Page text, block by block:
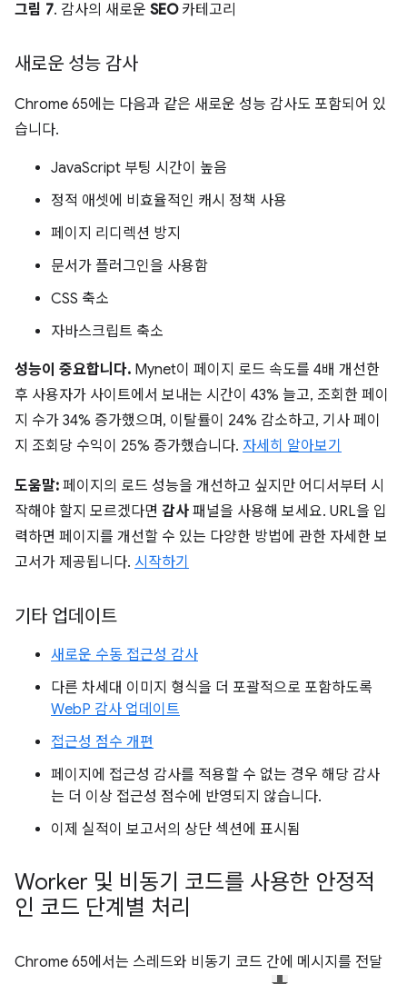
그림 7. 감사의 새로운 SEO카테고리
새로운 성능 감사
Chrome 65에는 다음과 같은 새로운 성능 감사도 포함되어 있
습니다.
JavaScript 부팅 시간이 높음
정적 애셋에 비효율적인 캐시 정책 사용
페이지 리디렉션 방지
문서가 플러그인을 사용함
CSS 축소
자바스크립트 축소
성능이 중요합니다. Mynet이 페이지 로드 속도를 4배 개선한
후 사용자가 사이트에서 보내는 시간이 43% 늘고, 조회한 페이
지 수가 34% 증가했으며, 이탈률이 24% 감소하고, 기사 페이
지 조회당 수익이 25% 증가했습니다. 자세히 알아보기
도움말: 페이지의 로드 성능을 개선하고 싶지만 어디서부터 시
작해야 할지 모르겠다면 감사 패널을 사용해 보세요. URL을 입
력하면 페이지를 개선할 수 있는 다양한 방법에 관한 자세한 보
고서가 제공됩니다. 시작하기
기타 업데이트
새로운 수동 접근성 감사
다른 차세대 이미지 형식을 더 포괄적으로 포함하도록
WebP 감사 업데이트
접근성 점수 개편
페이지에 접근성 감사를 적용할 수 없는 경우 해당 감사
는 더 이상 접근성 점수에 반영되지 않습니다.
이제 실적이 보고서의 상단 섹션에 표시됨
Worker 및 비동기 코드를 사용한 안정적
인 코드 단계별 처리
Chrome 65에서는 스레드와 비동기 코드 간에 메시지를 전달